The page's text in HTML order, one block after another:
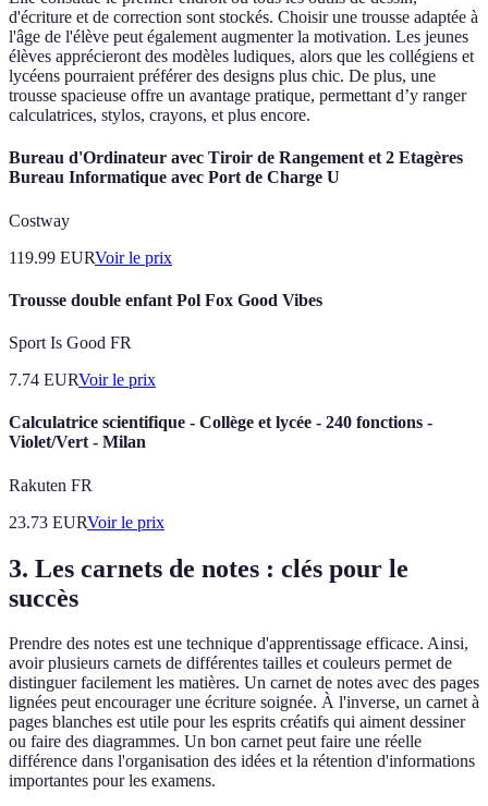
d'écriture et de correction sont stockés. Choisir une trousse adaptée à
l'âge de l'élève peut également augmenter la motivation. Les jeunes
élèves apprécieront des modèles ludiques, alors que les collégiens et
lycéens pourraient préférer des designs plus chic. De plus, une
trousse spacieuse offre un avantage pratique, permettant d’y ranger
calculatrices, stylos, crayons, et plus encore.
Bureau d'Ordinateur avec Tiroir de Rangement et 2 Etagères
Bureau Informatique avec Port de Charge U
Costway
119.99 EURVoir le prix
Trousse double enfant Pol Fox Good Vibes
Sport Is Good FR
7.74 EURVoir le prix
Calculatrice scientifique - Collège et lycée - 240 fonctions -
Violet/Vert - Milan
Rakuten FR
23.73 EURVoir le prix
3. Les carnets de notes : clés pour le
succès
Prendre des notes est une technique d'apprentissage efficace. Ainsi,
avoir plusieurs carnets de différentes tailles et couleurs permet de
distinguer facilement les matières. Un carnet de notes avec des pages
lignées peut encourager une écriture soignée. À l'inverse, un carnet à
pages blanches est utile pour les esprits créatifs qui aiment dessiner
ou faire des diagrammes. Un bon carnet peut faire une réelle
différence dans l'organisation des idées et la rétention d'informations
importantes pour les examens.